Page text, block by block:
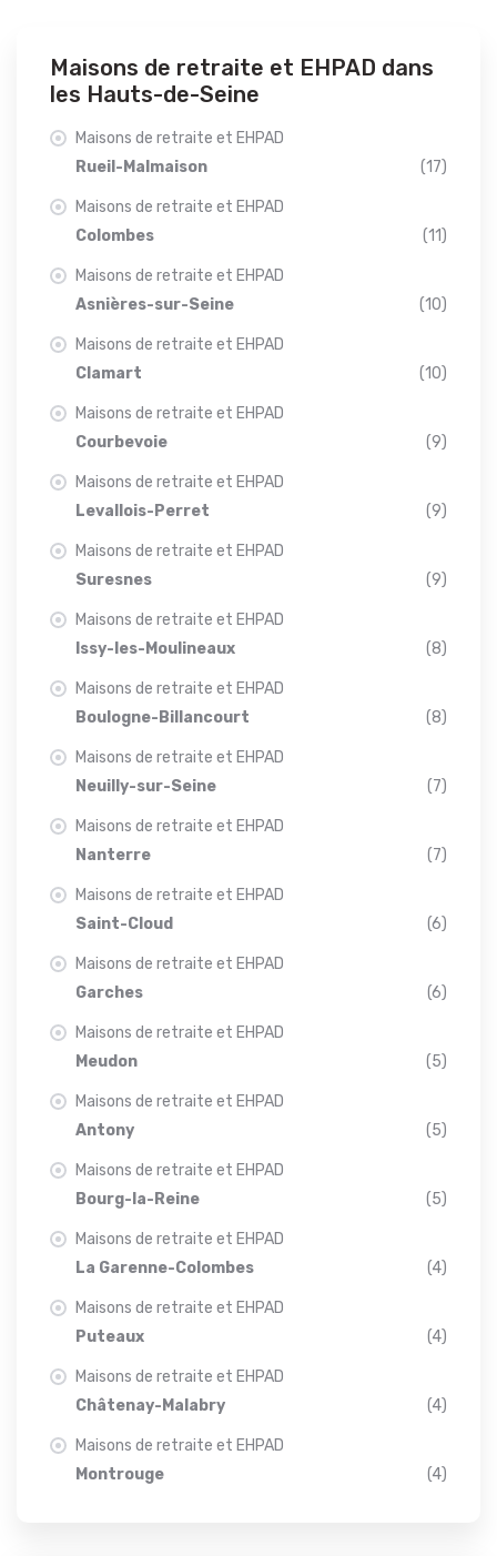
Maisons de retraite et EHPAD dans
les Hauts-de-Seine
Maisons de retraite et EHPAD
Rueil-Malmaison
(17)
Maisons de retraite et EHPAD
Colombes
(11)
Maisons de retraite et EHPAD
Asnières-sur-Seine
(10)
Maisons de retraite et EHPAD
Clamart
(10)
Maisons de retraite et EHPAD
Courbevoie
(9)
Maisons de retraite et EHPAD
Levallois-Perret
(9)
Maisons de retraite et EHPAD
Suresnes
(9)
Maisons de retraite et EHPAD
Issy-les-Moulineaux
(8)
Maisons de retraite et EHPAD
Boulogne-Billancourt
(8)
Maisons de retraite et EHPAD
Neuilly-sur-Seine
(7)
Maisons de retraite et EHPAD
Nanterre
(7)
Maisons de retraite et EHPAD
Saint-Cloud
(6)
Maisons de retraite et EHPAD
Garches
(6)
Maisons de retraite et EHPAD
Meudon
(5)
Maisons de retraite et EHPAD
Antony
(5)
Maisons de retraite et EHPAD
Bourg-la-Reine
(5)
Maisons de retraite et EHPAD
La Garenne-Colombes
(4)
Maisons de retraite et EHPAD
Puteaux
(4)
Maisons de retraite et EHPAD
Châtenay-Malabry
(4)
Maisons de retraite et EHPAD
Montrouge
(4)